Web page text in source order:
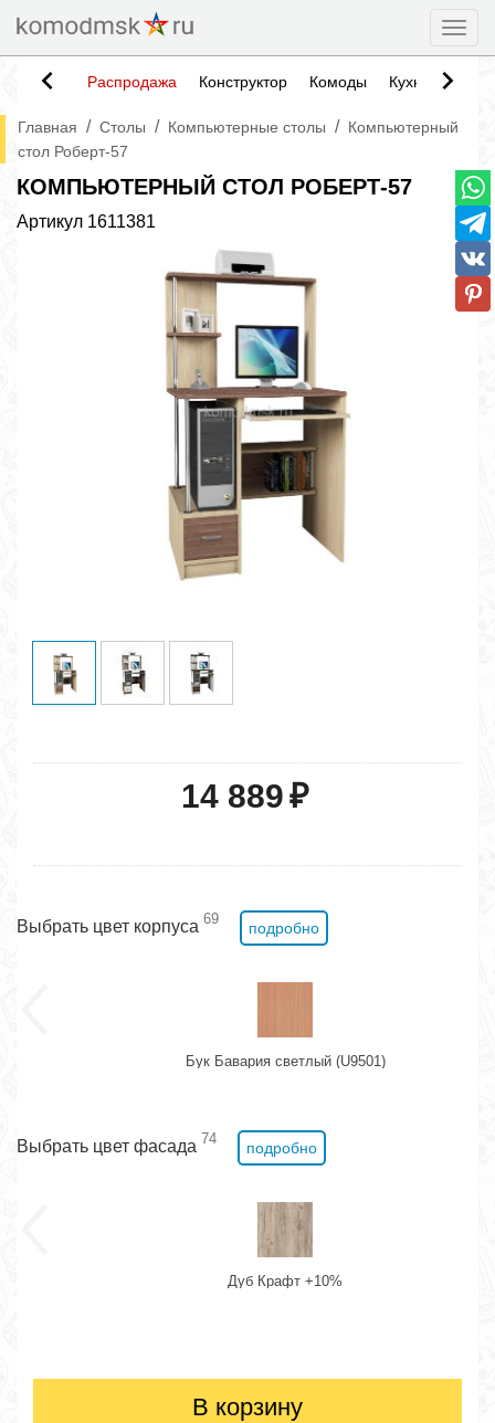
Распродажа Конструктор Комоды Кухни
Главная / Столы / Компьютерные столы / Компьютерный
стол Роберт-57
КОМПЬЮТЕРНЫЙ СТОЛ РОБЕРТ-57
Артикул 1611381
14 889₽
Выбрать цвет корпуса 69
подробно
Бук Бавария светлый (U9501)
Выбрать цвет фасада 74
подробно
Дуб Крафт +10%
В корзину